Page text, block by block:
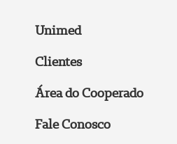
Unimed
Clientes
Área do Cooperado
Fale Conosco